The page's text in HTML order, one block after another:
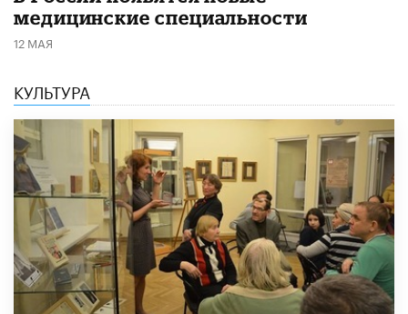
медицинские специальности
12 МАЯ
КУЛЬТУРА